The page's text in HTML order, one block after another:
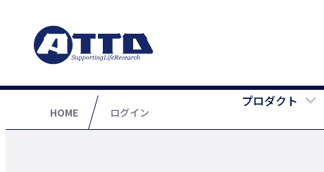
プロダクト
HOME ログイン